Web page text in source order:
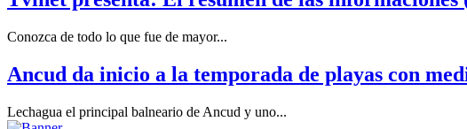
Conozca de todo lo que fue de mayor...
Ancud da inicio a la temporada de playas con
Lechagua el principal balneario de Ancud y uno...